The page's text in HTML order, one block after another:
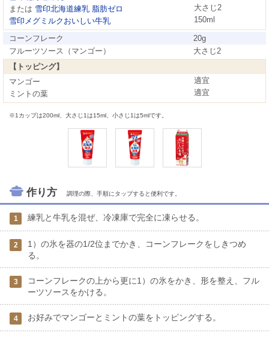
または 雪印北海道練乳 脂肪ゼロ
大さじ2
雪印メグミルクおいしい牛乳
150ml
コーンフレーク
20g
フルーツソース（マンゴー）
大さじ2
【トッピング】
マンゴー
適宜
ミントの葉
適宜
※1カップは200ml、大さじ1は15ml、小さじ1は5mlです。
作り方 調理の際、手順にタップすると便利です。
1 練乳と牛乳を混ぜ、冷凍庫で完全に凍らせる。
2
1）の氷を器の1/2位までかき、コーンフレークをしきつめ
る。
3
コーンフレークの上から更に1）の氷をかき、形を整え、フル
ーツソースをかける。
4 お好みでマンゴーとミントの葉をトッピングする。